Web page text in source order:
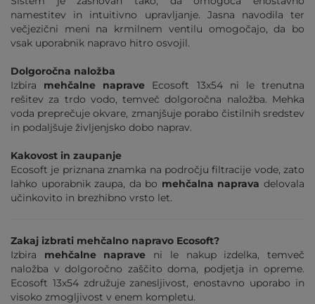
namestitev in intuitivno upravljanje. Jasna navodila ter
večjezični meni na krmilnem ventilu omogočajo, da bo
vsak uporabnik napravo hitro osvojil.
Dolgoročna naložba
Izbira mehčalne naprave Ecosoft 13x54 ni le trenutna
rešitev za trdo vodo, temveč dolgoročna naložba. Mehka
voda preprečuje okvare, zmanjšuje porabo čistilnih sredstev
in podaljšuje življenjsko dobo naprav.
Kakovost in zaupanje
Ecosoft je priznana znamka na področju filtracije vode, zato
lahko uporabnik zaupa, da bo mehčalna naprava delovala
učinkovito in brezhibno vrsto let.
Zakaj izbrati mehčalno napravo Ecosoft?
Izbira mehčalne naprave ni le nakup izdelka, temveč
naložba v dolgoročno zaščito doma, podjetja in opreme.
Ecosoft 13x54 združuje zanesljivost, enostavno uporabo in
visoko zmogljivost v enem kompletu.